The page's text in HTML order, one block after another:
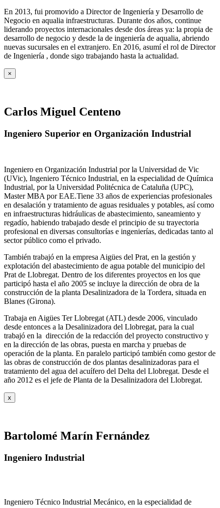
En 2013, fui promovido a Director de Ingeniería y Desarrollo de
Negocio en aqualia infraestructuras. Durante dos años, continue
liderando proyectos internacionales desde dos áreas ya: la propia de
desarrollo de negocio y desde la de ingeniería de aqualia, abriendo
nuevas sucursales en el extranjero. En 2016, asumí el rol de Director
de Ingeniería , donde sigo trabajando hasta la actualidad.
×
Carlos Miguel Centeno
Ingeniero Superior en Organización Industrial
Ingeniero en Organización Industrial por la Universidad de Vic
(UVic), Ingeniero Técnico Industrial, en la especialidad de Química
Industrial, por la Universidad Politécnica de Cataluña (UPC),
Master MBA por EAE.Tiene 33 años de experiencias profesionales
en desalación y tratamiento de aguas residuales y potables, así como
en infraestructuras hidráulicas de abastecimiento, saneamiento y
regadío, habiendo trabajado desde el principio de su trayectoria
profesional en diversas consultorías e ingenierías, dedicadas tanto al
sector público como el privado.
También trabajó en la empresa Aigües del Prat, en la gestión y
explotación del abastecimiento de agua potable del municipio del
Prat de Llobregat. Dentro de los diferentes proyectos en los que
participó hasta el año 2005 se incluye la dirección de obra de la
construcción de la planta Desalinizadora de la Tordera, situada en
Blanes (Girona).
Trabaja en Aigües Ter Llobregat (ATL) desde 2006, vinculado
desde entonces a la Desalinizadora del Llobregat, para la cual
trabajó en la dirección de la redacción del proyecto constructivo y
en la dirección de las obras, puesta en marcha y pruebas de
operación de la planta. En paralelo participó también como gestor de
las obras de construcción de dos plantas desalinizadoras para el
tratamiento del agua del acuífero del Delta del Llobregat. Desde el
año 2012 es el jefe de Planta de la Desalinizadora del Llobregat.
x
Bartolomé Marín Fernández
Ingeniero Industrial
Ingeniero Técnico Industrial Mecánico, en la especialidad de